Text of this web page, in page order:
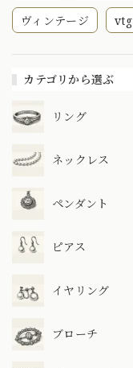
ヴィンテージ vtg
カテゴリから選ぶ
リング
ネックレス
ペンダント
ピアス
イヤリング
ブローチ